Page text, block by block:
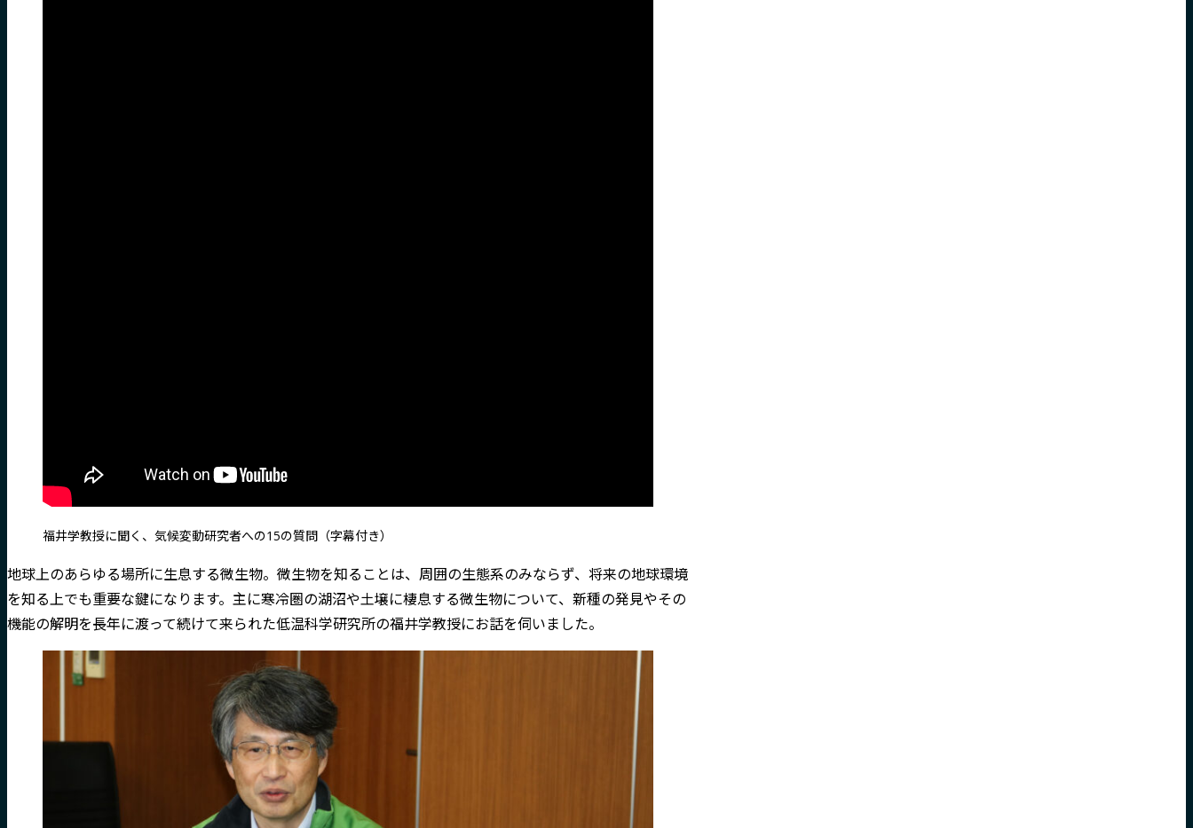
福井学教授に聞く、気候変動研究者への15の質問（字幕付き）
地球上のあらゆる場所に生息する微生物。微生物を知ることは、周囲の生態系のみならず、将来の地球環境
を知る上でも重要な鍵になります。主に寒冷圏の湖沼や土壌に棲息する微生物について、新種の発見やその
機能の解明を長年に渡って続けて来られた低温科学研究所の福井学教授にお話を伺いました。